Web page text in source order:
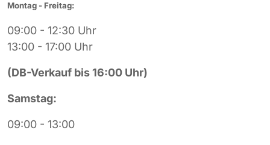
Montag - Freitag:
09:00 - 12:30 Uhr
13:00 - 17:00 Uhr
(DB-Verkauf bis 16:00 Uhr)
Samstag:
09:00 - 13:00